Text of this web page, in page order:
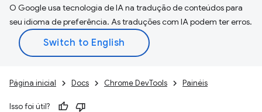
O Google usa tecnologia de IA na tradução de conteúdos para
seu idioma de preferência. As traduções com IA podem ter erros.
Página inicial Docs Chrome DevTools Painéis
Isso foi útil?